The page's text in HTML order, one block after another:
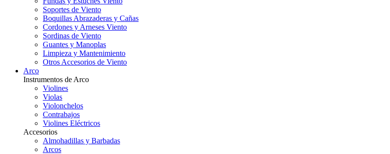
Soportes de Viento
Boquillas Abrazaderas y Cañas
Cordones y Arneses Viento
Sordinas de Viento
Guantes y Manoplas
Limpieza y Mantenimiento
Otros Accesorios de Viento
Arco
Instrumentos de Arco
Violines
Violas
Violonchelos
Contrabajos
Violines Eléctricos
Accesorios
Almohadillas y Barbadas
Arcos